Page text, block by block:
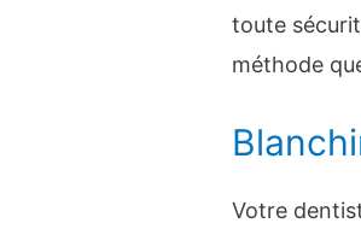
toute
méthode
Votre